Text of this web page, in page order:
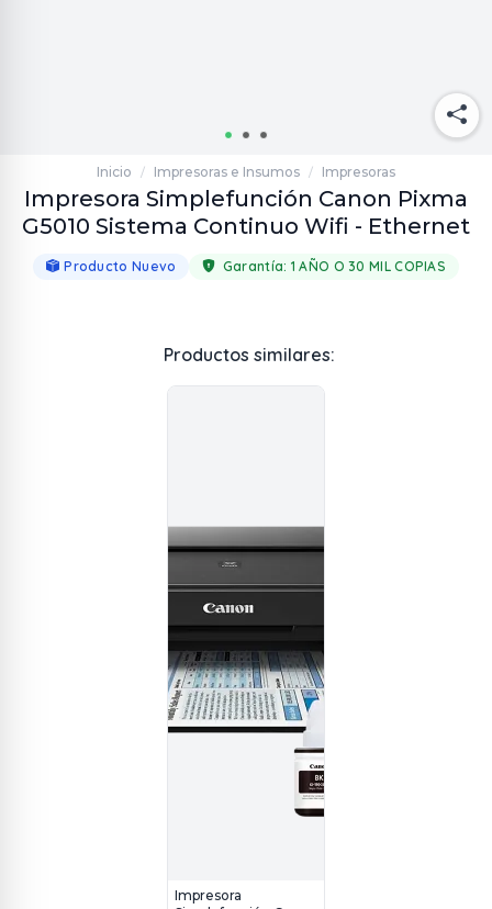
Inicio / Impresoras e Insumos / Impresoras
Impresora Simplefunción Canon Pixma
G5010 Sistema Continuo Wifi - Ethernet
Producto Nuevo Garantía: 1 AÑO O 30 MIL COPIAS
Productos similares:
Impresora